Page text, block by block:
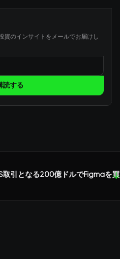
資のインサイトをメールでお届けし
読する
引となる200億ドルでFigmaを買
↓